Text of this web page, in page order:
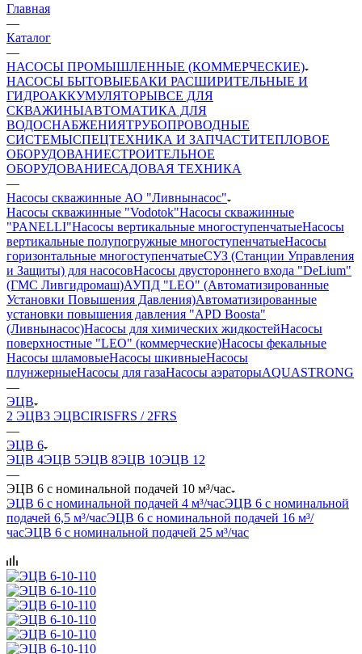
Главная
—
Каталог
—
НАСОСЫ ПРОМЫШЛЕННЫЕ (КОММЕРЧЕСКИЕ)
НАСОСЫ БЫТОВЫЕБАКИ РАСШИРИТЕЛЬНЫЕ И
ГИДРОАККУМУЛЯТОРЫВСЕ ДЛЯ
СКВАЖИНЫАВТОМАТИКА ДЛЯ
ВОДОСНАБЖЕНИЯТРУБОПРОВОДНЫЕ
СИСТЕМЫСПЕЦТЕХНИКА И ЗАПЧАСТИТЕПЛОВОЕ
ОБОРУДОВАНИЕСТРОИТЕЛЬНОЕ
ОБОРУДОВАНИЕСАДОВАЯ ТЕХНИКА
—
Насосы скважинные АО "Ливнынасос"
Насосы скважинные "Vodotok"Насосы скважинные
"PANELLI"Насосы вертикальные многоступенчатыеНасосы
вертикальные полупогружные многоступенчатыеНасосы
горизонтальные многоступенчатыеСУЗ (Станции Управления
и Защиты) для насосовНасосы двустороннего входа "DeLium"
(ГМС Ливгидромаш)АУПД "LEO" (Автоматизированные
Установки Повышения Давления)Автоматизированные
установки повышения давления "APD Boosta"
(Ливнынасос)Насосы для химических жидкостейНасосы
поверхностные "LEO" (коммерческие)Насосы фекальные
Насосы шламовыеНасосы шкивныеНасосы
плунжерныеНасосы для газаНасосы аэраторыAQUASTRONG
—
ЭЦВ
2 ЭЦВ3 ЭЦВCIRISFRS / 2FRS
—
ЭЦВ 6
ЭЦВ 4ЭЦВ 5ЭЦВ 8ЭЦВ 10ЭЦВ 12
—
ЭЦВ 6 с номинальной подачей 10 м³/час
ЭЦВ 6 с номинальной подачей 4 м³/часЭЦВ 6 с номинальной
подачей 6,5 м³/часЭЦВ 6 с номинальной подачей 16 м³/
часЭЦВ 6 с номинальной подачей 25 м³/час